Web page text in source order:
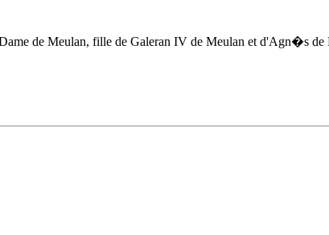
de Meulan, fille de Galeran IV de Meulan et d'Agn�s de